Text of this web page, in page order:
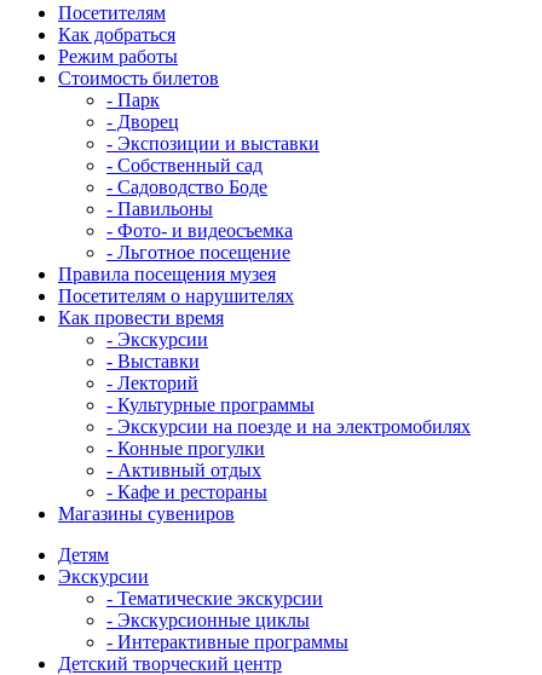
Посетителям
Как добраться
Режим работы
Стоимость билетов
- Парк
- Дворец
- Экспозиции и выставки
- Собственный сад
- Садоводство Боде
- Павильоны
- Фото- и видеосъемка
- Льготное посещение
Правила посещения музея
Посетителям о нарушителях
Как провести время
- Экскурсии
- Выставки
- Лекторий
- Культурные программы
- Экскурсии на поезде и на электромобилях
- Конные прогулки
- Активный отдых
- Кафе и рестораны
Магазины сувениров
Детям
Экскурсии
- Тематические экскурсии
- Экскурсионные циклы
- Интерактивные программы
Детский творческий центр